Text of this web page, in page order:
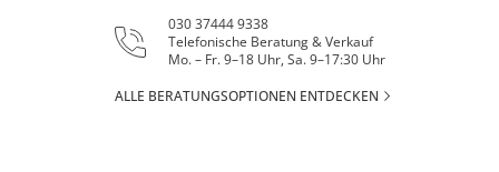
030 37444 9338
Telefonische Beratung & Verkauf
Mo. – Fr. 9–18 Uhr, Sa. 9–17:30 Uhr
ALLE BERATUNGSOPTIONEN ENTDECKEN